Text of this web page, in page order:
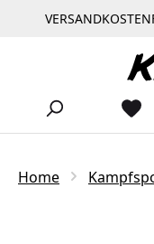
Zum Hauptinhalt
Home